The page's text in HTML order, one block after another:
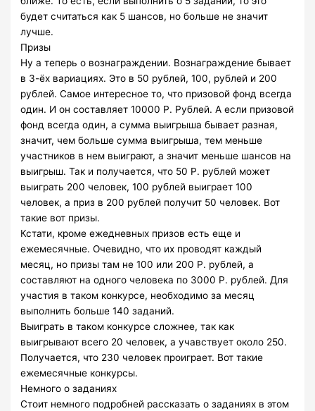
будет считаться как 5 шансов, но больше не значит
лучше.
Призы
Ну а теперь о вознаграждении. Вознаграждение бывает
в 3-ёх вариациях. Это в 50 рублей, 100, рублей и 200
рублей. Самое интересное то, что призовой фонд всегда
один. И он составляет 10000 Р. Рублей. А если призовой
фонд всегда один, а сумма выигрыша бывает разная,
значит, чем больше сумма выигрыша, тем меньше
участников в нем выиграют, а значит меньше шансов на
выигрыш. Так и получается, что 50 Р. рублей может
выиграть 200 человек, 100 рублей выиграет 100
человек, а приз в 200 рублей получит 50 человек. Вот
такие вот призы.
Кстати, кроме ежедневных призов есть еще и
ежемесячные. Очевидно, что их проводят каждый
месяц, но призы там не 100 или 200 Р. рублей, а
составляют на одного человека по 3000 Р. рублей. Для
участия в таком конкурсе, необходимо за месяц
выполнить больше 140 заданий.
Выиграть в таком конкурсе сложнее, так как
выигрывают всего 20 человек, а учавствует около 250.
Получается, что 230 человек проиграет. Вот такие
ежемесячные конкурсы.
Немного о заданиях
Стоит немного подробней рассказать о заданиях в этом